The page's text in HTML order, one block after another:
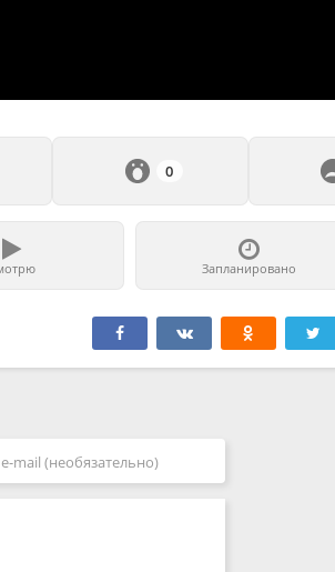
0
Запланировано